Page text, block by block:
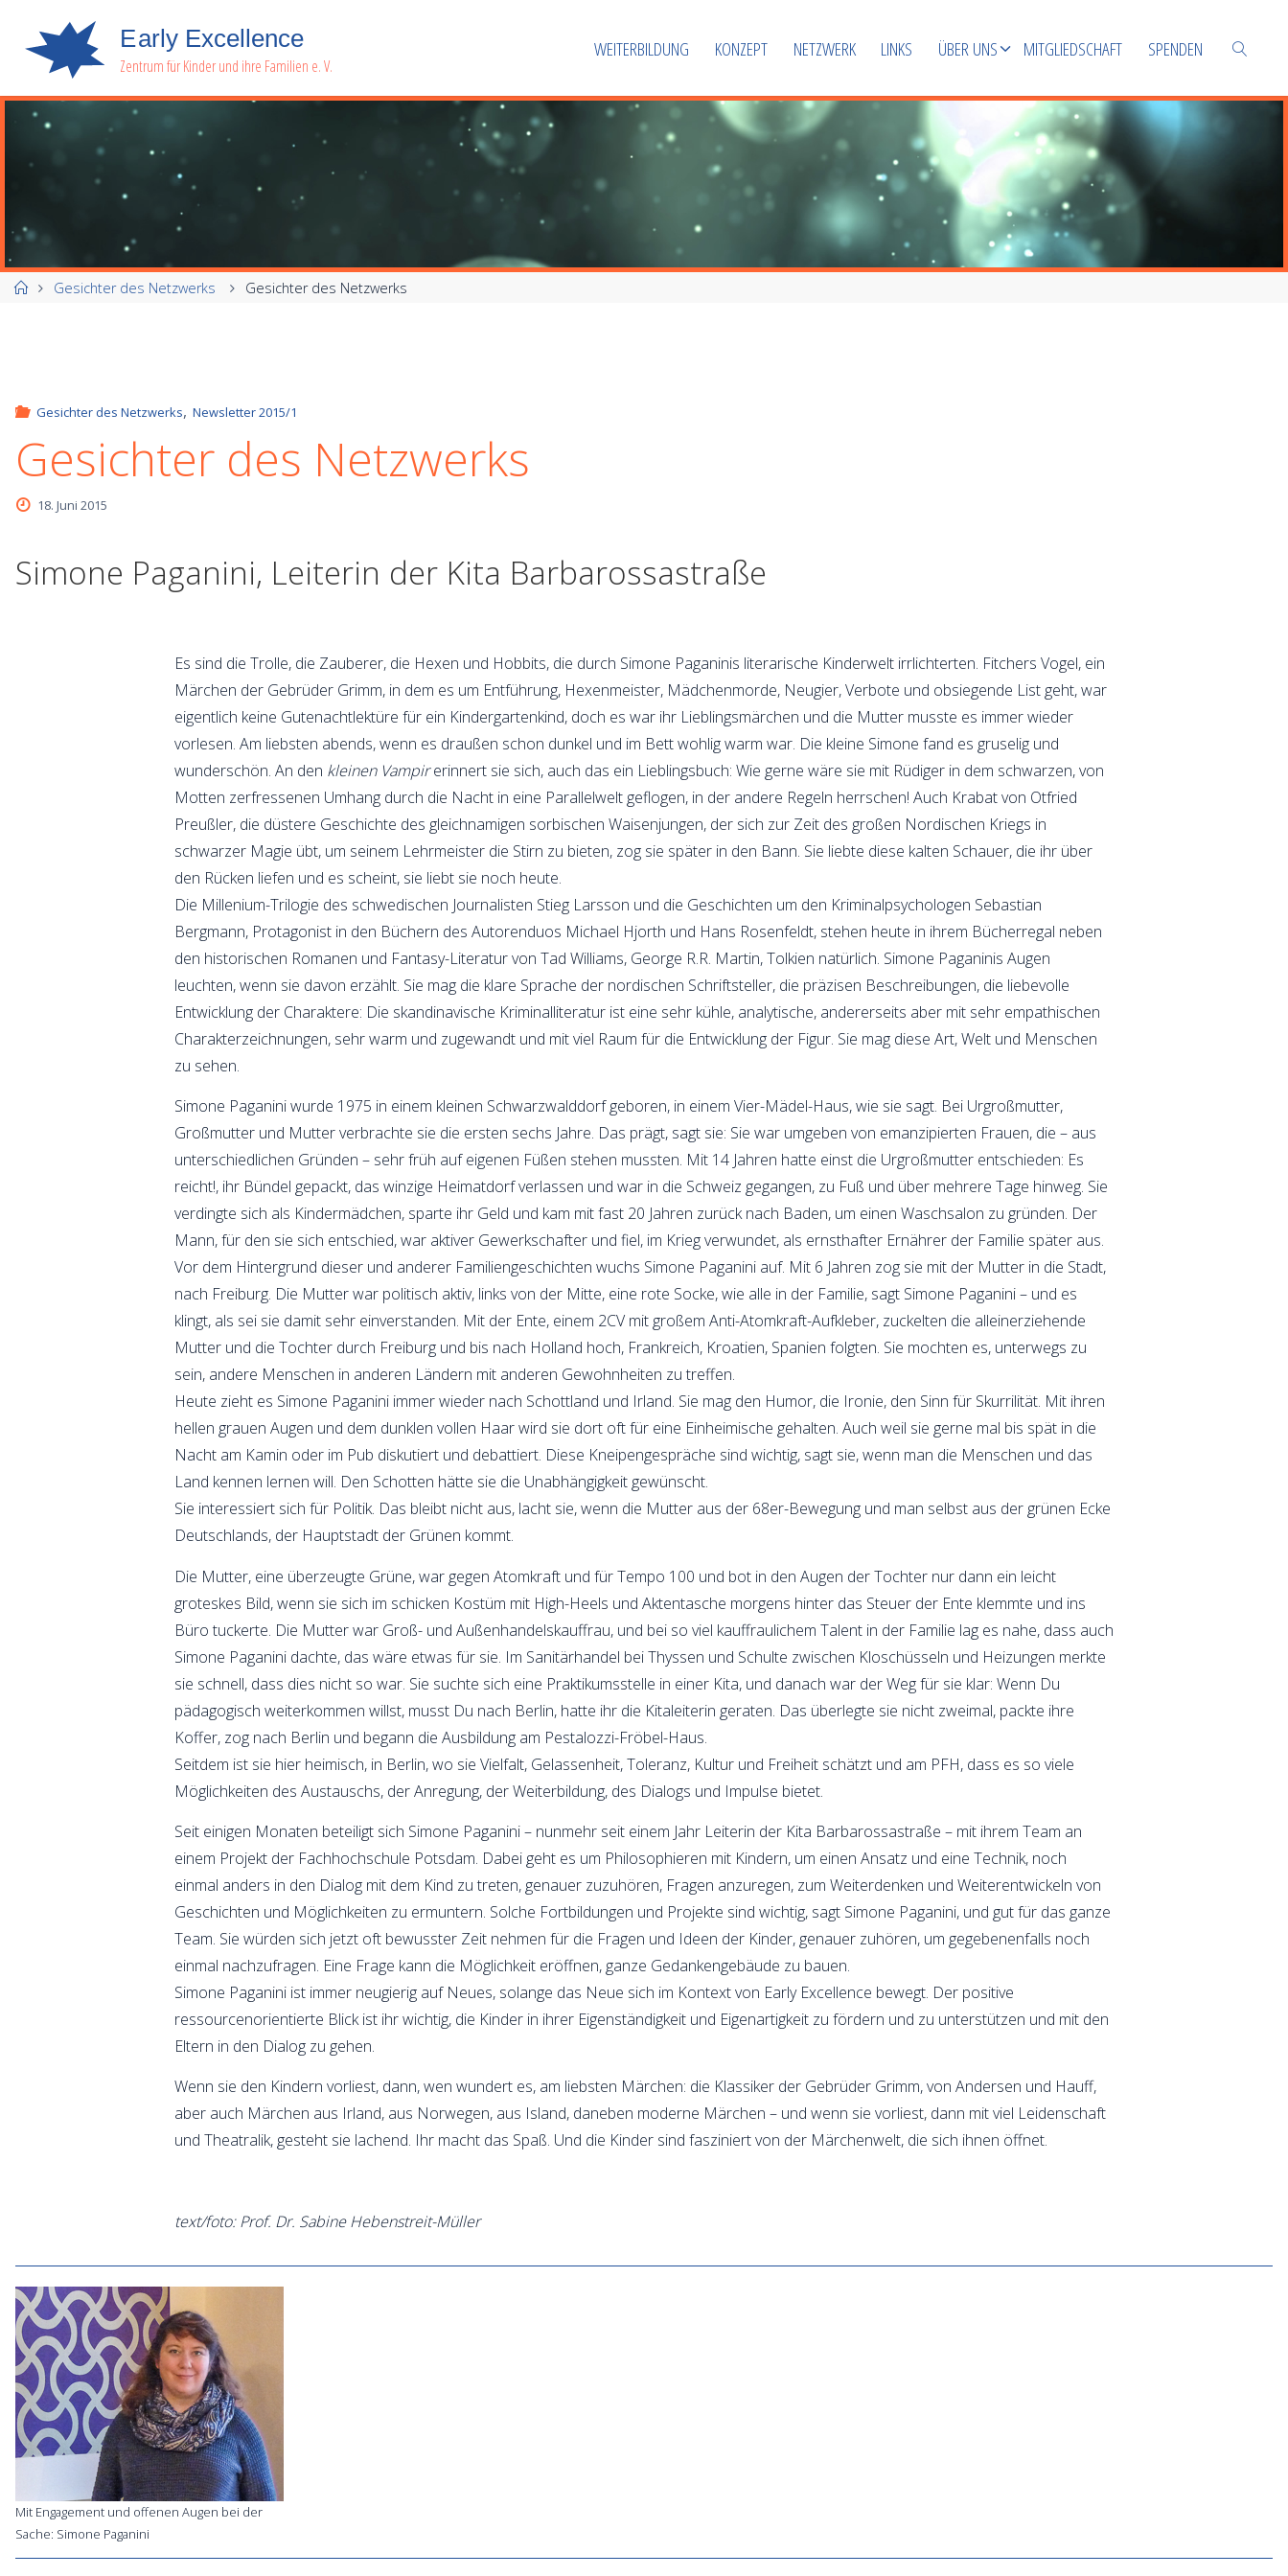
Ear ly Exce ence
Zentrum für Kinder und ihre Familien e. V.
WEITERBILDUNG KONZEPT NETZWERK LINKS ÜBER UNS MITGLIEDSCHAFT SPENDEN
SUCHEN
StartGesichter des Netzwerks Gesichter des Netzwerks
Gesichter des Netzwerks, Newsletter 2015/1
Gesichter des Netzwerks
18. Juni 2015
Simone Paganini, Leiterin der Kita Barbarossastraße
Es sind die Trolle, die Zauberer, die Hexen und Hobbits, die durch Simone Paganinis literarische Kinderwelt irrlichterten. Fitchers Vogel, ein
Märchen der Gebrüder Grimm, in dem es um Entführung, Hexenmeister, Mädchenmorde, Neugier, Verbote und obsiegende List geht, war
eigentlich keine Gutenachtlektüre für ein Kindergartenkind, doch es war ihr Lieblingsmärchen und die Mutter musste es immer wieder
vorlesen. Am liebsten abends, wenn es draußen schon dunkel und im Bett wohlig warm war. Die kleine Simone fand es gruselig und
wunderschön. An den kleinen Vampirerinnert sie sich, auch das ein Lieblingsbuch: Wie gerne wäre sie mit Rüdiger in dem schwarzen, von
Motten zerfressenen Umhang durch die Nacht in eine Parallelwelt geflogen, in der andere Regeln herrschen! Auch Krabat von Otfried
Preußler, die düstere Geschichte des gleichnamigen sorbischen Waisenjungen, der sich zur Zeit des großen Nordischen Kriegs in
schwarzer Magie übt, um seinem Lehrmeister die Stirn zu bieten, zog sie später in den Bann. Sie liebte diese kalten Schauer, die ihr über
den Rücken liefen und es scheint, sie liebt sie noch heute.
Die Millenium-Trilogie des schwedischen Journalisten Stieg Larsson und die Geschichten um den Kriminalpsychologen Sebastian
Bergmann, Protagonist in den Büchern des Autorenduos Michael Hjorth und Hans Rosenfeldt, stehen heute in ihrem Bücherregal neben
den historischen Romanen und Fantasy-Literatur von Tad Williams, George R.R. Martin, Tolkien natürlich. Simone Paganinis Augen
leuchten, wenn sie davon erzählt. Sie mag die klare Sprache der nordischen Schriftsteller, die präzisen Beschreibungen, die liebevolle
Entwicklung der Charaktere: Die skandinavische Kriminalliteratur ist eine sehr kühle, analytische, andererseits aber mit sehr empathischen
Charakterzeichnungen, sehr warm und zugewandt und mit viel Raum für die Entwicklung der Figur. Sie mag diese Art, Welt und Menschen
zu sehen.
Simone Paganini wurde 1975 in einem kleinen Schwarzwalddorf geboren, in einem Vier-Mädel-Haus, wie sie sagt. Bei Urgroßmutter,
Großmutter und Mutter verbrachte sie die ersten sechs Jahre. Das prägt, sagt sie: Sie war umgeben von emanzipierten Frauen, die – aus
unterschiedlichen Gründen – sehr früh auf eigenen Füßen stehen mussten. Mit 14 Jahren hatte einst die Urgroßmutter entschieden: Es
reicht!, ihr Bündel gepackt, das winzige Heimatdorf verlassen und war in die Schweiz gegangen, zu Fuß und über mehrere Tage hinweg. Sie
verdingte sich als Kindermädchen, sparte ihr Geld und kam mit fast 20 Jahren zurück nach Baden, um einen Waschsalon zu gründen. Der
Mann, für den sie sich entschied, war aktiver Gewerkschafter und fiel, im Krieg verwundet, als ernsthafter Ernährer der Familie später aus.
Vor dem Hintergrund dieser und anderer Familiengeschichten wuchs Simone Paganini auf. Mit 6 Jahren zog sie mit der Mutter in die Stadt,
nach Freiburg. Die Mutter war politisch aktiv, links von der Mitte, eine rote Socke, wie alle in der Familie, sagt Simone Paganini – und es
klingt, als sei sie damit sehr einverstanden. Mit der Ente, einem 2CV mit großem Anti-Atomkraft-Aufkleber, zuckelten die alleinerziehende
Mutter und die Tochter durch Freiburg und bis nach Holland hoch, Frankreich, Kroatien, Spanien folgten. Sie mochten es, unterwegs zu
sein, andere Menschen in anderen Ländern mit anderen Gewohnheiten zu treffen.
Heute zieht es Simone Paganini immer wieder nach Schottland und Irland. Sie mag den Humor, die Ironie, den Sinn für Skurrilität. Mit ihren
hellen grauen Augen und dem dunklen vollen Haar wird sie dort oft für eine Einheimische gehalten. Auch weil sie gerne mal bis spät in die
Nacht am Kamin oder im Pub diskutiert und debattiert. Diese Kneipengespräche sind wichtig, sagt sie, wenn man die Menschen und das
Land kennen lernen will. Den Schotten hätte sie die Unabhängigkeit gewünscht.
Sie interessiert sich für Politik. Das bleibt nicht aus, lacht sie, wenn die Mutter aus der 68er-Bewegung und man selbst aus der grünen Ecke
Deutschlands, der Hauptstadt der Grünen kommt.
Die Mutter, eine überzeugte Grüne, war gegen Atomkraft und für Tempo 100 und bot in den Augen der Tochter nur dann ein leicht
groteskes Bild, wenn sie sich im schicken Kostüm mit High-Heels und Aktentasche morgens hinter das Steuer der Ente klemmte und ins
Büro tuckerte. Die Mutter war Groß- und Außenhandelskauffrau, und bei so viel kauffraulichem Talent in der Familie lag es nahe, dass auch
Simone Paganini dachte, das wäre etwas für sie. Im Sanitärhandel bei Thyssen und Schulte zwischen Kloschüsseln und Heizungen merkte
sie schnell, dass dies nicht so war. Sie suchte sich eine Praktikumsstelle in einer Kita, und danach war der Weg für sie klar: Wenn Du
pädagogisch weiterkommen willst, musst Du nach Berlin, hatte ihr die Kitaleiterin geraten. Das überlegte sie nicht zweimal, packte ihre
Koffer, zog nach Berlin und begann die Ausbildung am Pestalozzi-Fröbel-Haus.
Seitdem ist sie hier heimisch, in Berlin, wo sie Vielfalt, Gelassenheit, Toleranz, Kultur und Freiheit schätzt und am PFH, dass es so viele
Möglichkeiten des Austauschs, der Anregung, der Weiterbildung, des Dialogs und Impulse bietet.
Seit einigen Monaten beteiligt sich Simone Paganini – nunmehr seit einem Jahr Leiterin der Kita Barbarossastraße – mit ihrem Team an
einem Projekt der Fachhochschule Potsdam. Dabei geht es um Philosophieren mit Kindern, um einen Ansatz und eine Technik, noch
einmal anders in den Dialog mit dem Kind zu treten, genauer zuzuhören, Fragen anzuregen, zum Weiterdenken und Weiterentwickeln von
Geschichten und Möglichkeiten zu ermuntern. Solche Fortbildungen und Projekte sind wichtig, sagt Simone Paganini, und gut für das ganze
Team. Sie würden sich jetzt oft bewusster Zeit nehmen für die Fragen und Ideen der Kinder, genauer zuhören, um gegebenenfalls noch
einmal nachzufragen. Eine Frage kann die Möglichkeit eröffnen, ganze Gedankengebäude zu bauen.
Simone Paganini ist immer neugierig auf Neues, solange das Neue sich im Kontext von Early Excellence bewegt. Der positive
ressourcenorientierte Blick ist ihr wichtig, die Kinder in ihrer Eigenständigkeit und Eigenartigkeit zu fördern und zu unterstützen und mit den
Eltern in den Dialog zu gehen.
Wenn sie den Kindern vorliest, dann, wen wundert es, am liebsten Märchen: die Klassiker der Gebrüder Grimm, von Andersen und Hauff,
aber auch Märchen aus Irland, aus Norwegen, aus Island, daneben moderne Märchen – und wenn sie vorliest, dann mit viel Leidenschaft
und Theatralik, gesteht sie lachend. Ihr macht das Spaß. Und die Kinder sind fasziniert von der Märchenwelt, die sich ihnen öffnet.
text/foto: Prof. Dr. Sabine Hebenstreit-Müller
Mit Engagement und offenen Augen bei der
Sache: Simone Paganini